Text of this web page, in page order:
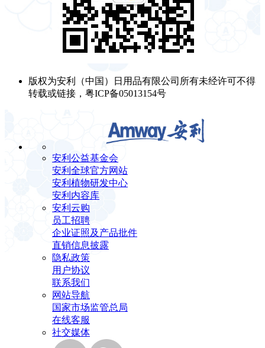
版权为安利（中国）日用品有限公司所有未经许可不得
转载或链接，粤ICP备05013154号
安利公益基金会
安利全球官方网站
安利植物研发中心
安利内容库
安利云购
员工招聘
企业证照及产品批件
直销信息披露
隐私政策
用户协议
联系我们
网站导航
国家市场监管总局
在线客服
社交媒体